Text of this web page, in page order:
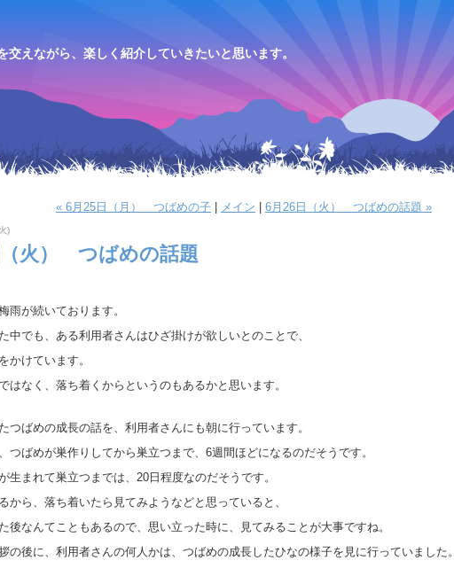
えながら、楽しく紹介していきたいと思います。
« 6月25日（月） つばめの子 メイン 6月26日（火） つばめの話題 »
)
火） つばめの話題
雨が続いております。
中でも、ある利用者さんはひざ掛けが欲しいとのことで、
かけています。
はなく、落ち着くからというのもあるかと思います。
つばめの成長の話を、利用者さんにも朝に行っています。
つばめが巣作りしてから巣立つまで、6週間ほどになるのだそうです。
生まれて巣立つまでは、20日程度なのだそうです。
から、落ち着いたら見てみようなどと思っていると、
後なんてこともあるので、思い立った時に、見てみることが大事ですね。
の後に、利用者さんの何人かは、つばめの成長したひなの様子を見に行っていました。